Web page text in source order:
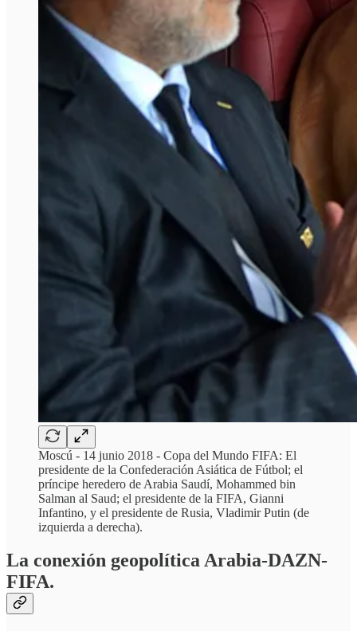
Moscú - 14 junio 2018 - Copa del Mundo FIFA: El
presidente de la Confederación Asiática de Fútbol; el
príncipe heredero de Arabia Saudí, Mohammed bin
Salman al Saud; el presidente de la FIFA, Gianni
Infantino, y el presidente de Rusia, Vladimir Putin (de
izquierda a derecha).
La conexión geopolítica Arabia-DAZN-
FIFA.